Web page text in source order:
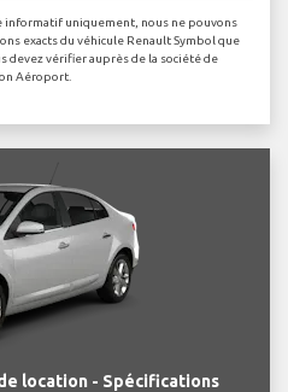
informatif uniquement, nous ne pouvons
exacts du véhicule Renault Symbol que
devez vérifier auprès de la société de
Aéroport.
location - Spécifications